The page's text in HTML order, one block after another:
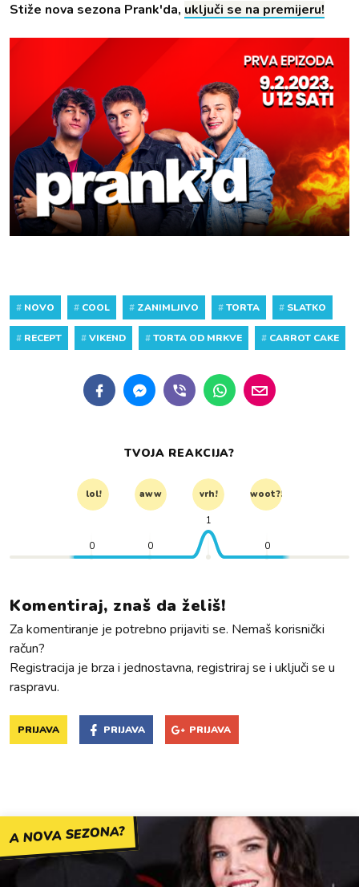
Stiže nova sezona Prank'da, uključi se na premijeru!
# NOVO # COOL # ZANIMLJIVO #TORTA # SLATKO
# RECEPT #VIKEND #TORTA OD MRKVE # CARROT CAKE
TVOJA REAKCIJA?
lol! aww vrh! woot?!
0 0
1
0
Komentiraj, znaš da želiš!
Za komentiranje je potrebno prijaviti se. Nemaš korisnički
račun?
Registracija je brza i jednostavna, registriraj se i uključi se u
raspravu.
PRIJAVA PRIJAVA PRIJAVA
A NOVA SEZONA?